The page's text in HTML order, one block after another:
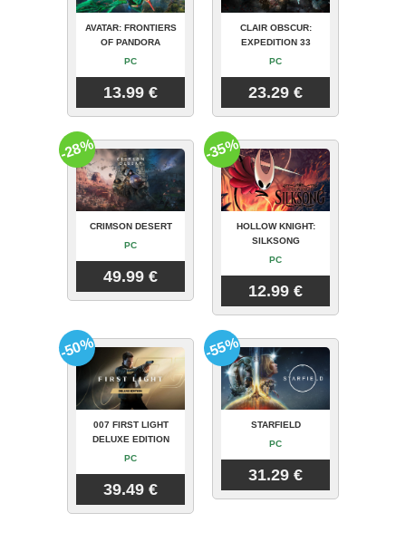
AVATAR: FRONTIERS
OF PANDORA
PC
13.99 €
CLAIR OBSCUR:
EXPEDITION 33
PC
23.29 €
CRIMSON DESERT
PC
49.99 €
-28%
HOLLOW KNIGHT:
SILKSONG
PC
12.99 €
-35%
007 FIRST LIGHT
DELUXE EDITION
PC
39.49 €
-50%
STARFIELD
PC
31.29 €
-55%